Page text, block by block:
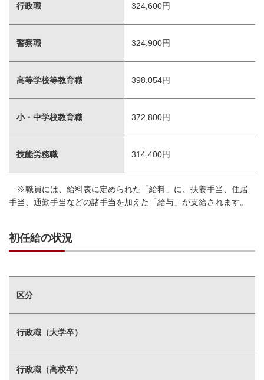
行政職 324,600円
警察職 324,900円
高等学校等教育職 398,054円
小・中学校教育職 372,800円
技能労務職 314,400円
※職員には、給料表に定められた「給料」に、扶養手当、住居
手当、通勤手当などの諸手当を加えた「給与」が支給されます。
初任給の状況
区分
行政職（大学卒）
行政職（高校卒）